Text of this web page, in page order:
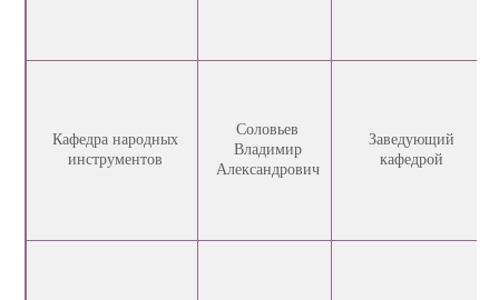
Кафедра народных
инструментов
Соловьев
Владимир
Александрович
Заведующий
кафедрой